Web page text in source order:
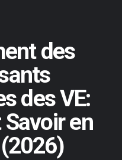
des
des VE:
Savoir en